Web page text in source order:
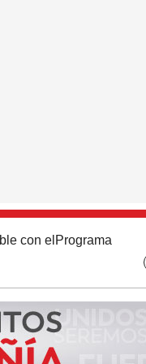
con el Programa